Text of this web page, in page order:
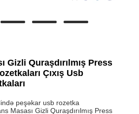
Gizli Quraşdırılmış Press
Çıxış Usb
peşəkar usb rozetka
Masası Gizli Quraşdırılmış Press